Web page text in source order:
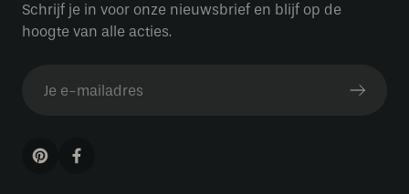
Schrijf je in voor onze nieuwsbrief en blijf op de
hoogte van alle acties.